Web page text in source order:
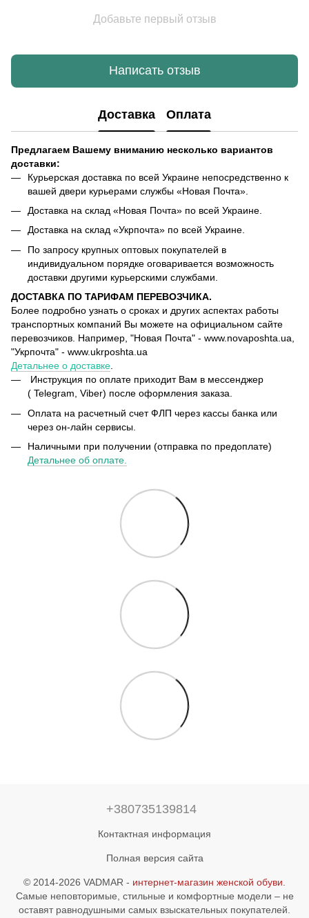
Добавьте первый отзыв
Написать отзыв
Доставка Оплата
Предлагаем Вашему вниманию несколько вариантов
доставки:
Курьерская доставка по всей Украине непосредственно к
вашей двери курьерами службы «Новая Почта».
Доставка на склад «Новая Почта» по всей Украине.
Доставка на склад «Укрпочта» по всей Украине.
По запросу крупных оптовых покупателей в
индивидуальном порядке оговаривается возможность
доставки другими курьерскими службами.
ДОСТАВКА ПО ТАРИФАМ ПЕРЕВОЗЧИКА.
Более подробно узнать о сроках и других аспектах работы
транспортных компаний Вы можете на официальном сайте
перевозчиков. Например, "Новая Почта" - www.novaposhta.ua,
"Укрпочта" - www.ukrposhta.ua
Детальнее о доставке
Инструкция по оплате приходит Вам в мессенджер
( Telegram, Viber) после оформления заказа.
Оплата на расчетный счет ФЛП через кассы банка или
через он-лайн сервисы.
Наличными при получении (отправка по предоплате)
Детальнее об оплате.
+380735139814
Контактная информация
Полная версия сайта
© 2014-2026 VADMAR - интернет-магазин женской обуви
Самые неповторимые, стильные и комфортные модели – не
оставят равнодушными самых взыскательных покупателей.